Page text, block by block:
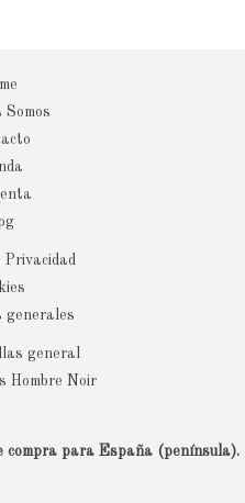
Somos
Privacidad
generales
general
Hombre Noir
para España (península).